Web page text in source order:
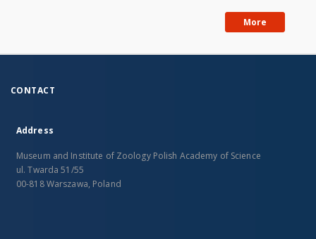
More
CONTACT
Address
Museum and Institute of Zoology Polish Academy of Science
ul. Twarda 51/55
00-818 Warszawa, Poland